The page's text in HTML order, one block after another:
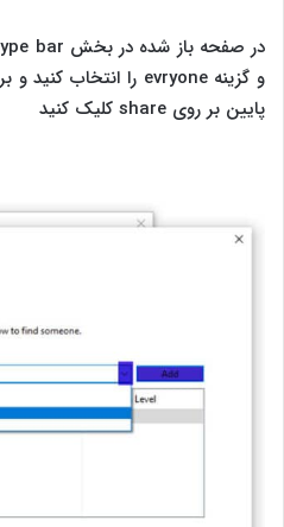
پایین بر روی share کلیک کنید